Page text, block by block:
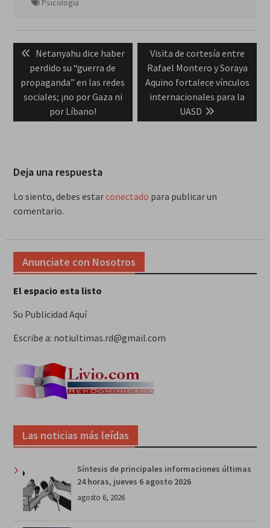
Psicología
Navegación
de
entradas
Previous
post:
Netanyahu dice haber
perdido su “guerra de
propaganda” en las redes
sociales; ¡no por Gaza ni
por Líbano!
Next
post:
Visita de cortesía entre
Rafael Montero y Soraya
Aquino fortalece vínculos
internacionales para la
UASD
Deja una respuesta
Lo siento, debes estarconectado para publicar un
comentario.
Anunciate con Nosotros
El espacio esta listo
Su Publicidad Aquí
Escribe a: notiultimas.rd@gmail.com
Las noticias más leídas
Síntesis de principales informaciones últimas
24 horas, jueves 6 agosto 2026
agosto 6, 2026